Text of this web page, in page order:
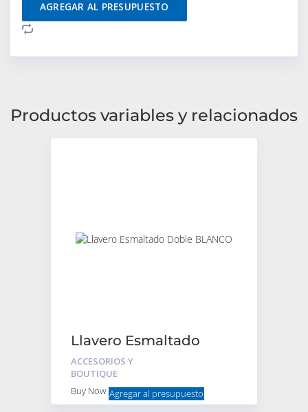
AGREGAR AL PRESUPUESTO
Productos variables y relacionados
Llavero Esmaltado
Doble BLANCO
ACCESORIOS Y
BOUTIQUE
Buy Now Agregar al presupuesto